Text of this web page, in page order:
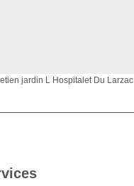
jardin L Hospitalet Du Larzac